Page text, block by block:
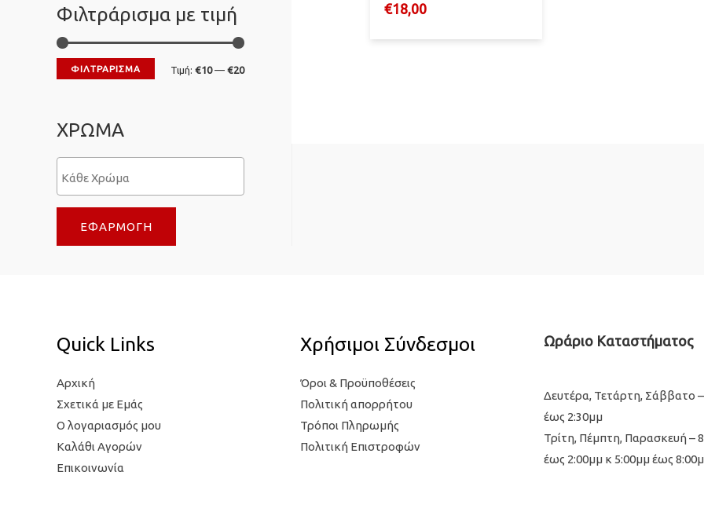
Φιλτράρισμα με τιμή
Ε
σ
Μ
τ
ΦΙΛΤΡΆΡΙΣΜΑ Τιμή: €10— €20
ΧΡΩΜΑ
ΕΦΑΡΜΟΓΉ
€18,00
Quick Links
Αρχική
Σχετικά με Εμάς
Ο λογαριασμός μου
Καλάθι Αγορών
Επικοινωνία
Χρήσιμοι Σύνδεσμοι
Όροι & Προϋποθέσεις
Πολιτική απορρήτου
Τρόποι Πληρωμής
Πολιτική Επιστροφών
Ωράριο Καταστήματος
Δευτέρα, Τετάρτη, Σάββατο
έως 2:30μμ
Τρίτη, Πέμπτη, Παρασκευή –
έως 2:00μμ κ 5:00μμ έως